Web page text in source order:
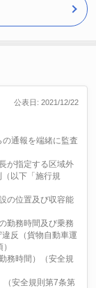
公表日: 2021/12/22
通報を端緒に監査
が指定する区域外
以下「施行規
の位置及び収容能
勤務時間及び乗務
反（貨物自動車運
務時間）（安全規
（安全規則第7条第